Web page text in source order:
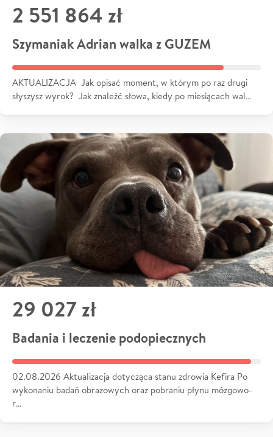
2 551 864 zł
Szymaniak Adrian walka z GUZEM
AKTUALIZACJA Jak opisać moment, w którym po raz drugi
słyszysz wyrok? Jak znaleźć słowa, kiedy po miesiącach wal…
29 027 zł
Badania i leczenie podopiecznych
02.08.2026 Aktualizacja dotycząca stanu zdrowia Kefira Po
wykonaniu badań obrazowych oraz pobraniu płynu mózgowo-
r…